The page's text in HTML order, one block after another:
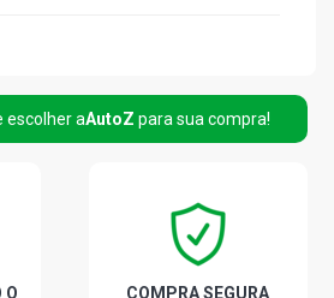
escolher aAutoZ para sua compra!
O
COMPRA SEGURA